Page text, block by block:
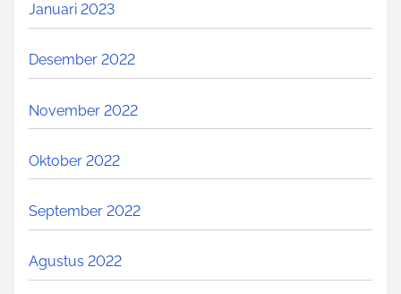
Januari 2023
Desember 2022
November 2022
Oktober 2022
September 2022
Agustus 2022